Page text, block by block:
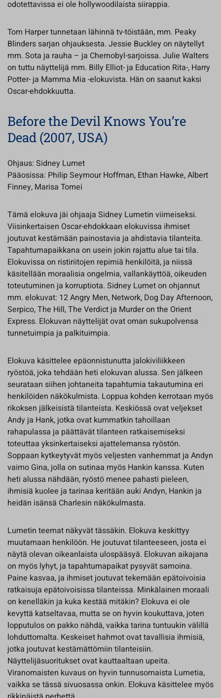
odotettavissa ei ole hollywoodilaista siirappia.
Tom Harper tunnetaan lähinnä tv-töistään, mm. Peaky
Blinders sarjan ohjauksesta. Jessie Buckley on näytellyt
mm. Sota ja rauha – ja Chernobyl-sarjoissa. Julie Walters
on tuttu näyttelijä mm. Billy Elliot- ja Education Rita-, Harry
Potter- ja Mamma Mia -elokuvista. Hän on saanut kaksi
Oscar-ehdokkuutta.
Before the Devil Knows You’re
Dead (2007, USA)
Ohjaus: Sidney Lumet
Pääosissa: Philip Seymour Hoffman, Ethan Hawke, Albert
Finney, Marisa Tomei
Tämä elokuva jäi ohjaaja Sidney Lumetin viimeiseksi.
Viisinkertaisen Oscar-ehdokkaan elokuvissa ihmiset
joutuvat kestämään painostavia ja ahdistavia tilanteita.
Tapahtumapaikkana on usein jokin rajattu alue tai tila.
Elokuvissa on ristiriitojen repimiä henkilöitä, ja niissä
käsitellään moraalisia ongelmia, vallankäyttöä, oikeuden
toteutuminen ja korruptiota. Sidney Lumet on ohjannut
mm. elokuvat: 12 Angry Men, Network, Dog Day Afternoon,
Serpico, The Hill, The Verdict ja Murder on the Orient
Express. Elokuvan näyttelijät ovat oman sukupolvensa
tunnetuimpia ja palkituimpia.
Elokuva käsittelee epäonnistunutta jalokiviliikkeen
ryöstöä, joka tehdään heti elokuvan alussa. Sen jälkeen
seurataan siihen johtaneita tapahtumia takautumina eri
henkilöiden näkökulmista. Loppua kohden kerrotaan myös
rikoksen jälkeisistä tilanteista. Keskiössä ovat veljekset
Andy ja Hank, jotka ovat kummatkin tahoillaan
rahapulassa ja päättävät tilanteen ratkaisemiseksi
toteuttaa yksinkertaiseksi ajattelemansa ryöstön.
Soppaan kytkeytyvät myös veljesten vanhemmat ja Andyn
vaimo Gina, jolla on sutinaa myös Hankin kanssa. Kuten
heti alussa nähdään, ryöstö menee pahasti pieleen,
ihmisiä kuolee ja tarinaa keritään auki Andyn, Hankin ja
heidän isänsä Charlesin näkökulmasta.
Lumetin teemat näkyvät tässäkin. Elokuva keskittyy
muutamaan henkilöön. He joutuvat tilanteeseen, josta ei
näytä olevan oikeanlaista ulospääsyä. Elokuvan aikajana
on myös lyhyt, ja tapahtumapaikat pysyvät samoina.
Paine kasvaa, ja ihmiset joutuvat tekemään epätoivoisia
ratkaisuja epätoivoisissa tilanteissa. Minkälainen moraali
on kenelläkin ja kuka kestää mitäkin? Elokuva ei ole
kevyttä katseltavaa, mutta se on hyvin koukuttava, joten
lopputulos on pakko nähdä, vaikka tarina tuntuukin välillä
lohduttomalta. Keskeiset hahmot ovat tavallisia ihmisiä,
jotka joutuvat kestämättömiin tilanteisiin.
Näyttelijäsuoritukset ovat kauttaaltaan upeita.
Viranomaisten kuvaus on hyvin tunnusomaista Lumetia,
vaikka se tässä sivuosassa onkin. Elokuva käsittelee myös